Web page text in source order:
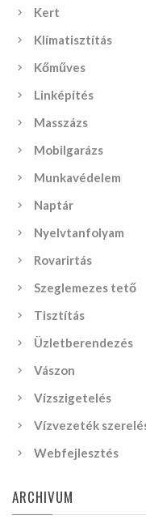
Kert
Klímatisztítás
Kőműves
Linképítés
Masszázs
Mobilgarázs
Munkavédelem
Naptár
Nyelvtanfolyam
Rovarirtás
Szeglemezes tető
Tisztítás
Üzletberendezés
Vászon
Vízszigetelés
Vízvezeték
Webfejlesztés
ARCHIVUM